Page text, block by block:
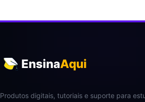
EnsinaAqui
Produtos digitais, tutoriais e suporte para